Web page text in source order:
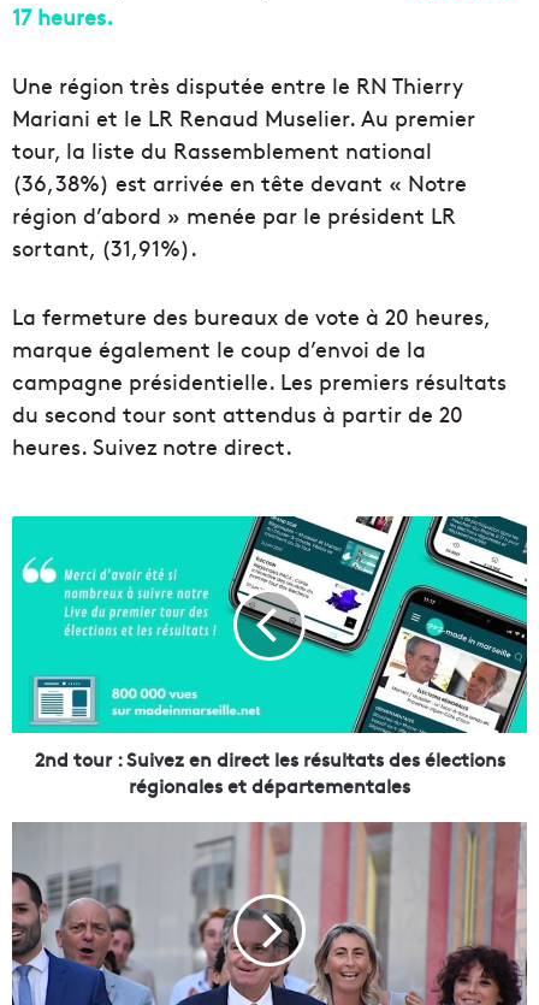
17 heures.
Une région très disputée entre le RN Thierry
Mariani et le LR Renaud Muselier. Au premier
tour, la liste du Rassemblement national
(36,38%) est arrivée en tête devant « Notre
région d’abord » menée par le président LR
sortant, (31,91%).
La fermeture des bureaux de vote à 20 heures,
marque également le coup d’envoi de la
campagne présidentielle. Les premiers résultats
du second tour sont attendus à partir de 20
heures. Suivez notre direct.
d
S
e
n
d
i
r
2nd tour : Suivez en direct les résultats des élections
régionales et départementales
g
i
o
n
a